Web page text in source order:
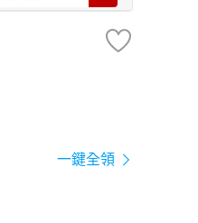
一鍵全領